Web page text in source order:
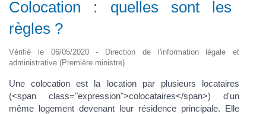
Colocation : quelles sont les
règles ?
Vérifié le 06/05/2020 - Direction de l'information légale et
administrative (Première ministre)
Une colocation est la location par plusieurs locataires
(<span class="expression">colocataires</span>) d'un
même logement devenant leur résidence principale. Elle